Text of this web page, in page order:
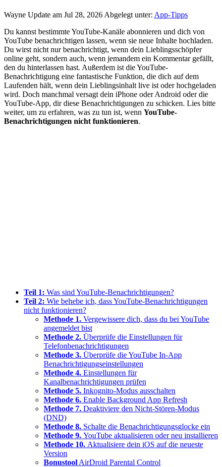
Wayne Update am Jul 28, 2026 Abgelegt unter: App-Tipps
Du kannst bestimmte YouTube-Kanäle abonnieren und dich von
YouTube benachrichtigen lassen, wenn sie neue Inhalte hochladen.
Du wirst nicht nur benachrichtigt, wenn dein Lieblingsschöpfer
online geht, sondern auch, wenn jemandem ein Kommentar gefällt,
den du hinterlassen hast. Außerdem ist die YouTube-
Benachrichtigung eine fantastische Funktion, die dich auf dem
Laufenden hält, wenn dein Lieblingsinhalt live ist oder hochgeladen
wird. Doch manchmal versagt dein iPhone oder Android oder die
YouTube-App, dir diese Benachrichtigungen zu schicken. Lies bitte
weiter, um zu erfahren, was zu tun ist, wenn YouTube-
Benachrichtigungen nicht funktionieren.
Teil 1: Was sind YouTube-Benachrichtigungen?
Teil 2: Wie behebe ich, dass YouTube-Benachrichtigungen
nicht funktionieren?
Methode 1. Vergewissere dich, dass du bei YouTube
angemeldet bist
Methode 2. Überprüfe die Einstellungen für
Telefonbenachrichtigungen
Methode 3. Überprüfe die YouTube In-App
Benachrichtigungseinstellungen
Methode 4. Einstellungen für
Kanalbenachrichtigungen prüfen
Methode 5. Inkognito-Modus ausschalten
Methode 6. Enable Background App Refresh
Methode 7. Deaktiviere den Nicht-Stören-Modus
(DND)
Methode 8. Schalte die Benachrichtigungsglocke ein
Methode 9. YouTube aktualisieren oder neu installieren
Methode 10. Aktualisiere dein iOS auf die neueste
Version
Bonustool AirDroid Parental Control